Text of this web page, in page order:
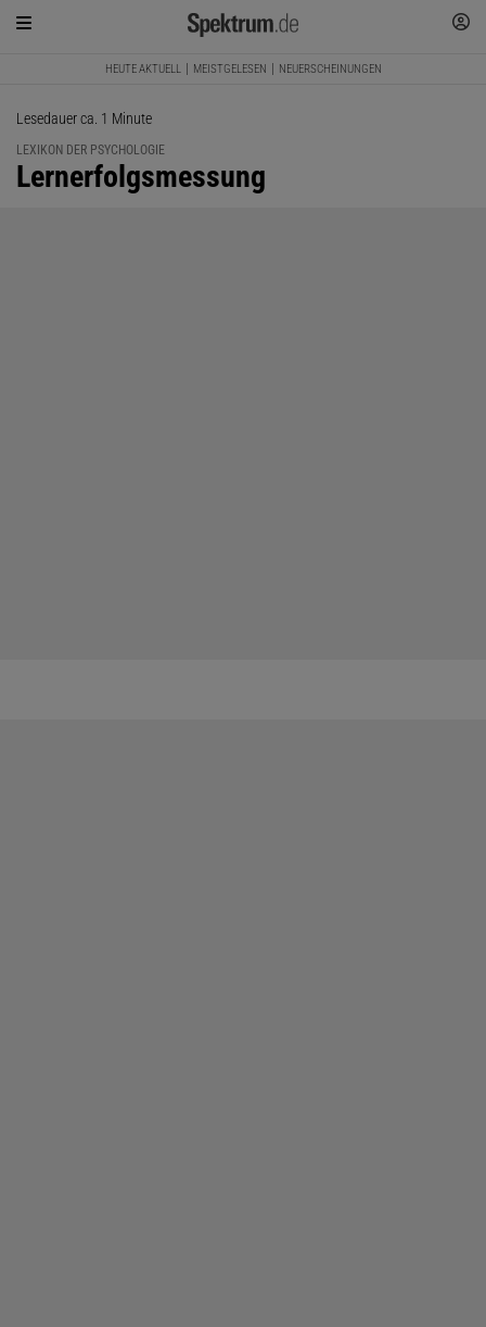
HEUTE AKTUELL MEISTGELESEN NEUERSCHEINUNGEN
Lesedauer ca. 1 Minute
LEXIKON DER PSYCHOLOGIE
:
Lernerfolgsmessung